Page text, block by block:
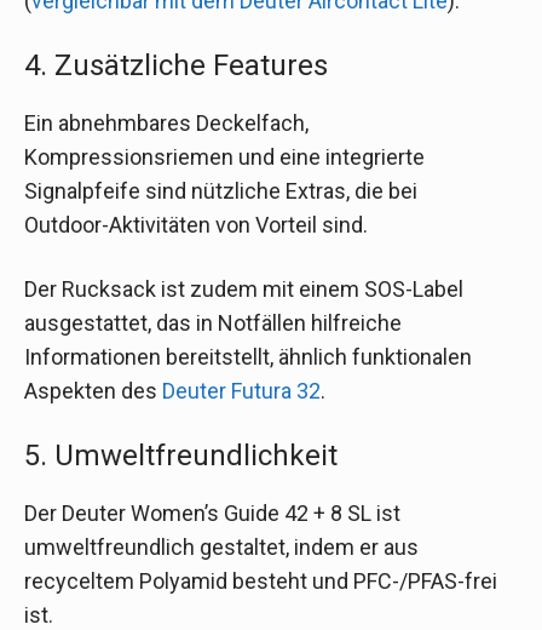
4. Zusätzliche Features
Ein abnehmbares Deckelfach,
Kompressionsriemen und eine integrierte
Signalpfeife sind nützliche Extras, die bei
Outdoor-Aktivitäten von Vorteil sind.
Der Rucksack ist zudem mit einem SOS-Label
ausgestattet, das in Notfällen hilfreiche
Informationen bereitstellt, ähnlich funktionalen
Aspekten des Deuter Futura 32.
5. Umweltfreundlichkeit
Der Deuter Women’s Guide 42 + 8 SL ist
umweltfreundlich gestaltet, indem er aus
recyceltem Polyamid besteht und PFC-/PFAS-frei
ist.